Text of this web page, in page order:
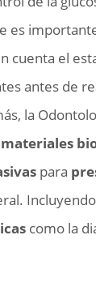
es
cuenta el
antes de
la
materiales
para
como la